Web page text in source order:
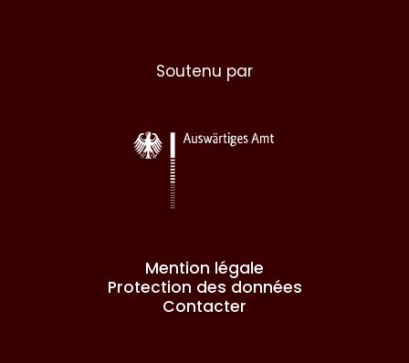
Soutenu par
Mention légale
Protection des données
Contacter